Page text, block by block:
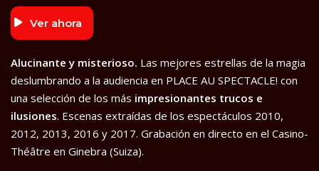
Ver ahora
Alucinante y misterioso. Las mejores estrellas de la magia
deslumbrando a la audiencia en PLACE AU SPECTACLE! con
una selección de los más impresionantes trucos e
ilusiones. Escenas extraídas de los espectáculos 2010,
2012, 2013, 2016 y 2017. Grabación en directo en el Casino-
Théâtre en Ginebra (Suiza).